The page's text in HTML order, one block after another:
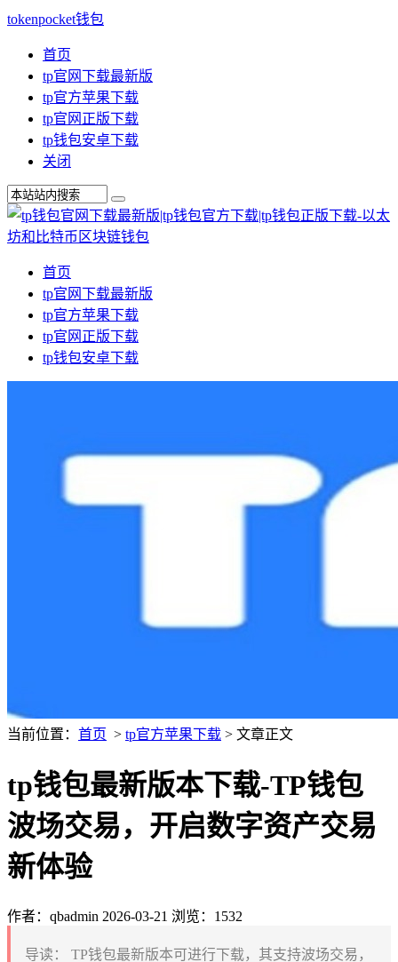
tokenpocket钱包
首页
tp官网下载最新版
tp官方苹果下载
tp官网正版下载
tp钱包安卓下载
关闭
首页
tp官网下载最新版
tp官方苹果下载
tp官网正版下载
tp钱包安卓下载
当前位置： 首页 > tp官方苹果下载 > 文章正文
tp钱包最新版本下载-TP钱包
波场交易，开启数字资产交易
新体验
作者：qbadmin 2026-03-21 浏览：1532
导读：
TP钱包最新版本可进行下载，其支持波场交易，